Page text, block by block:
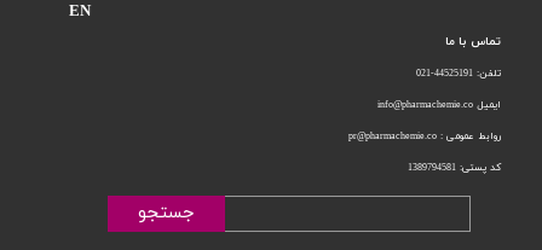
تماس با ما
تلفن: 44525191-021
ایمیل info@pharmachemie.co
روابط عمومی : pr@pharmachemie.co
کد پستی: 1389794581
جستجو